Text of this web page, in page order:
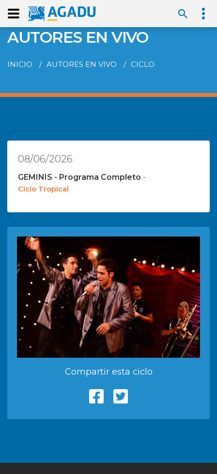
AUTORES EN VIVO
INICIO AUTORES EN VIVO CICLO
08/06/2026
GEMINIS - Programa Completo -
Ciclo Tropical
Compartir esta ciclo